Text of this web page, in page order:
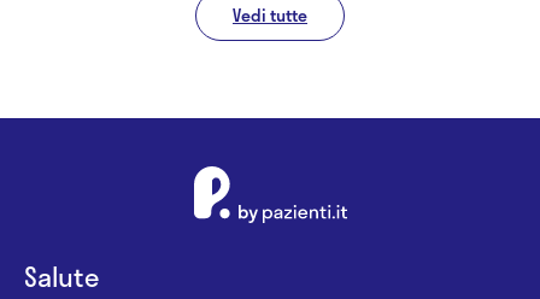
Vedi tutte
Salute